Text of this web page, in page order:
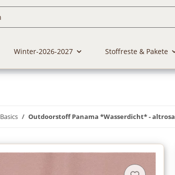
Winter-2026-2027 Stoffreste & Pakete
Basics Outdoorstoff Panama *Wasserdicht* - altrosa